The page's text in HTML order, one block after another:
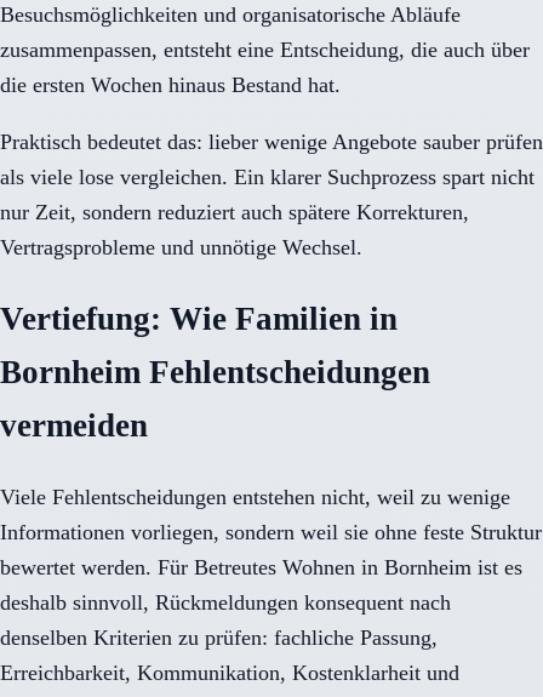
Besuchsmöglichkeiten und organisatorische Abläufe
zusammenpassen, entsteht eine Entscheidung, die auch über
die ersten Wochen hinaus Bestand hat.
Praktisch bedeutet das: lieber wenige Angebote sauber prüfen
als viele lose vergleichen. Ein klarer Suchprozess spart nicht
nur Zeit, sondern reduziert auch spätere Korrekturen,
Vertragsprobleme und unnötige Wechsel.
Vertiefung: Wie Familien in
Bornheim Fehlentscheidungen
vermeiden
Viele Fehlentscheidungen entstehen nicht, weil zu wenige
Informationen vorliegen, sondern weil sie ohne feste Struktur
bewertet werden. Für Betreutes Wohnen in Bornheim ist es
deshalb sinnvoll, Rückmeldungen konsequent nach
denselben Kriterien zu prüfen: fachliche Passung,
Erreichbarkeit, Kommunikation, Kostenklarheit und